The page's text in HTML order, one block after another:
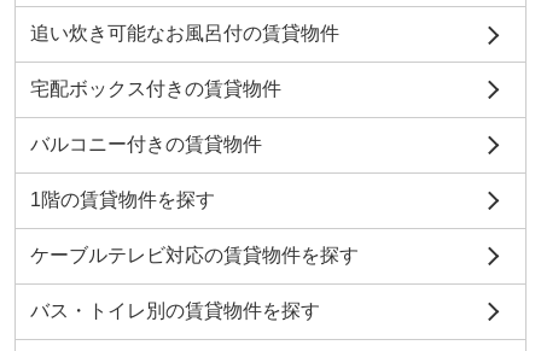
追い炊き可能なお風呂付の賃貸物件
宅配ボックス付きの賃貸物件
バルコニー付きの賃貸物件
1階の賃貸物件を探す
ケーブルテレビ対応の賃貸物件を探す
バス・トイレ別の賃貸物件を探す